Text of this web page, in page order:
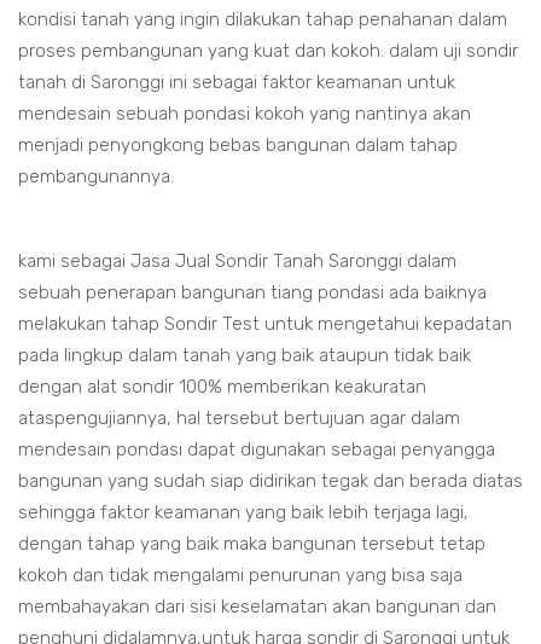
kondisi tanah yang ingin dilakukan tahap penahanan dalam
proses pembangunan yang kuat dan kokoh. dalam uji sondir
tanah di Saronggi ini sebagai faktor keamanan untuk
mendesain sebuah pondasi kokoh yang nantinya akan
menjadi penyongkong bebas bangunan dalam tahap
pembangunannya.
kami sebagai Jasa Jual Sondir Tanah Saronggi dalam
sebuah penerapan bangunan tiang pondasi ada baiknya
melakukan tahap Sondir Test untuk mengetahui kepadatan
pada lingkup dalam tanah yang baik ataupun tidak baik
dengan alat sondir 100% memberikan keakuratan
ataspengujiannya, hal tersebut bertujuan agar dalam
mendesain pondasi dapat digunakan sebagai penyangga
bangunan yang sudah siap didirikan tegak dan berada diatas
sehingga faktor keamanan yang baik lebih terjaga lagi,
dengan tahap yang baik maka bangunan tersebut tetap
kokoh dan tidak mengalami penurunan yang bisa saja
membahayakan dari sisi keselamatan akan bangunan dan
penghuni didalamnya,untuk harga sondir di Saronggi untuk